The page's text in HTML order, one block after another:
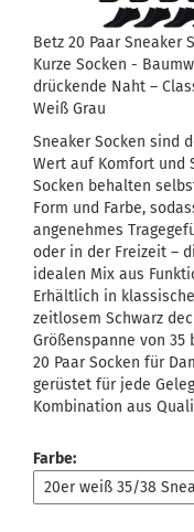
Betz 20 Paar Sneaker
Kurze Socken -
drückende Naht –
Weiß Grau
Sneaker Socken sind
Wert auf Komfort und
Socken behalten
Form und Farbe,
angenehmes
oder in der Freizeit –
idealen Mix aus
Erhältlich in
zeitlosem Schwarz
Größenspanne von
20 Paar Socken für
gerüstet für jede
Kombination aus
Farbe: